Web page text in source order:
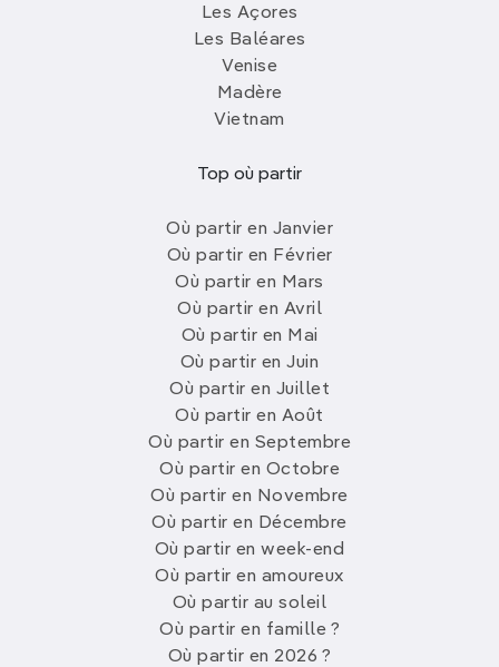
Les Açores
Les Baléares
Venise
Madère
Vietnam
Top où partir
Où partir en Janvier
Où partir en Février
Où partir en Mars
Où partir en Avril
Où partir en Mai
Où partir en Juin
Où partir en Juillet
Où partir en Août
Où partir en Septembre
Où partir en Octobre
Où partir en Novembre
Où partir en Décembre
Où partir en week-end
Où partir en amoureux
Où partir au soleil
Où partir en famille ?
Où partir en 2026 ?